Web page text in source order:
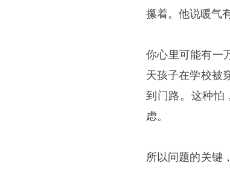
攥着。他说暖气
你心里可能有一
天孩子在学校被
到门路。这种怕
虑。
所以问题的关键